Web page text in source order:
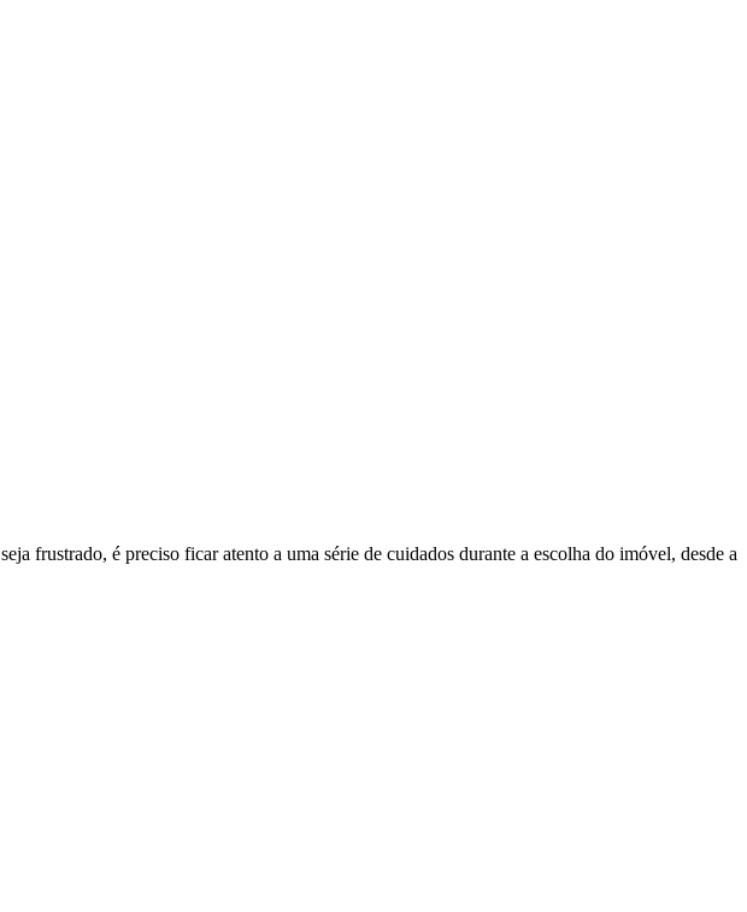
frustrado, é preciso ficar atento a uma série de cuidados durante a escolha do imóvel, desde a